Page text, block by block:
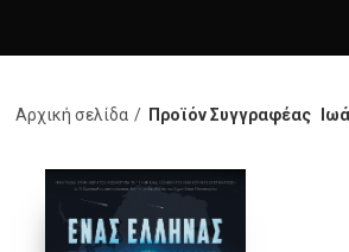
Αρχική σελίδα Προϊόν Συγγραφέας